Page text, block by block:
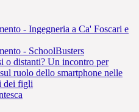
- Ingegneria a Ca' Foscari e
- SchoolBusters
o distanti? Un incontro per
ruolo dello smartphone nelle
dei figli